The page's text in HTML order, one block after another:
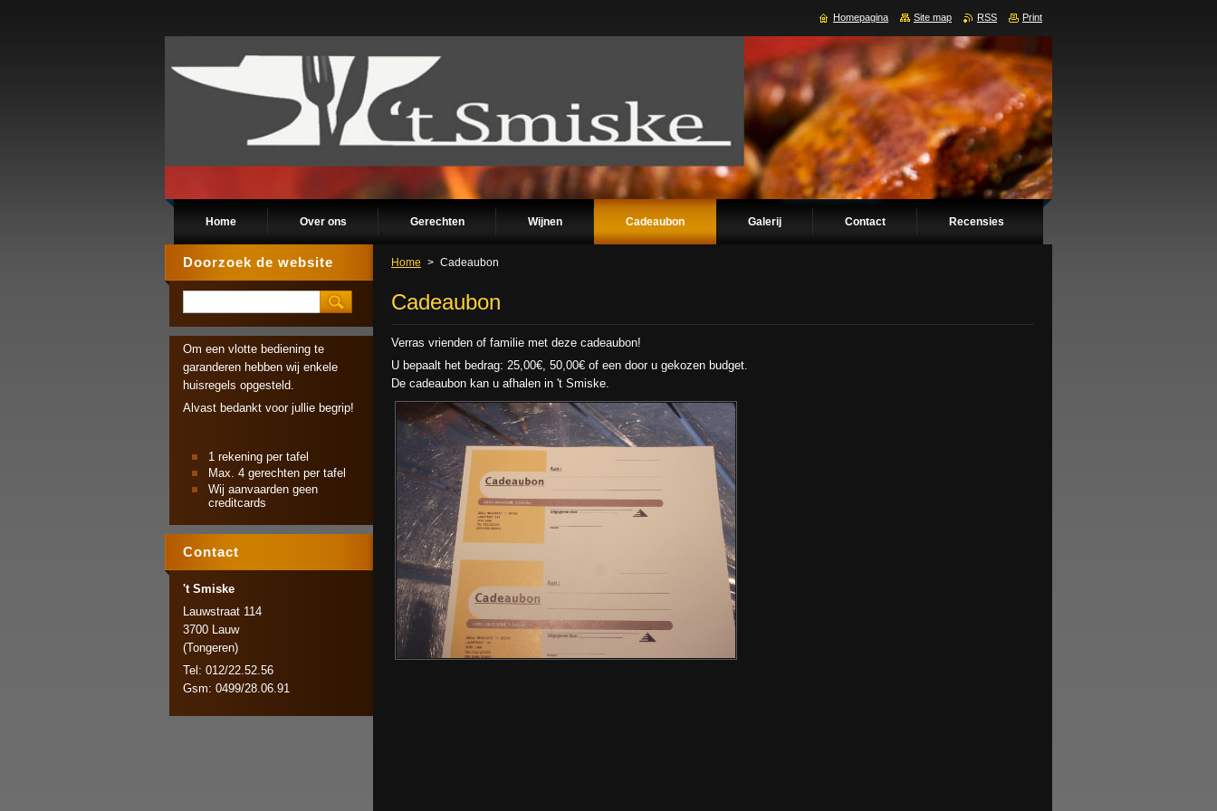
Home Over ons Gerechten Wijnen Cadeaubon Galerij Contact Recensies
Home > Cadeaubon
Cadeaubon
Verras vrienden of familie met deze cadeaubon!
U bepaalt het bedrag: 25,00€, 50,00€ of een door u gekozen budget.
De cadeaubon kan u afhalen in 't Smiske.
Doorzoek de website
Om een vlotte bediening te
garanderen hebben wij enkele
huisregels opgesteld.
Alvast bedankt voor jullie begrip!
1 rekening per tafel
Max. 4 gerechten per tafel
Wij aanvaarden geen
creditcards
Contact
't Smiske
Lauwstraat 114
3700 Lauw
(Tongeren)
Tel: 012/22.52.56
Gsm: 0499/28.06.91
Homepagina Site map RSS Print